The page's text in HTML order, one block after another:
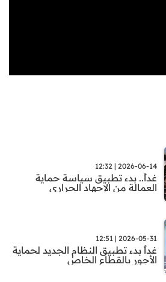
2026-06-14 | 12:32
غداً.. بدء تطبيق سياسة حماية
العمالة من الإجهاد الحراري
2026-05-31 | 12:51
غداً بدء تطبيق النظام الجديد لحماية
الأجور بالقطاع الخاص